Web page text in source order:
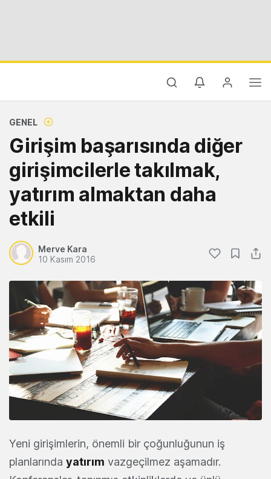
GENEL
Girişim başarısında diğer
girişimcilerle takılmak,
yatırım almaktan daha
etkili
Merve Kara
10 Kasım 2016
Yeni girişimlerin, önemli bir çoğunluğunun iş
planlarında yatırım vazgeçilmez aşamadır.